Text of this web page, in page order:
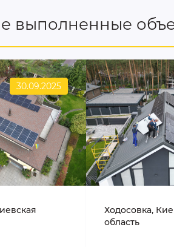
выполненные
30.09.2025
Ходосовка,
область